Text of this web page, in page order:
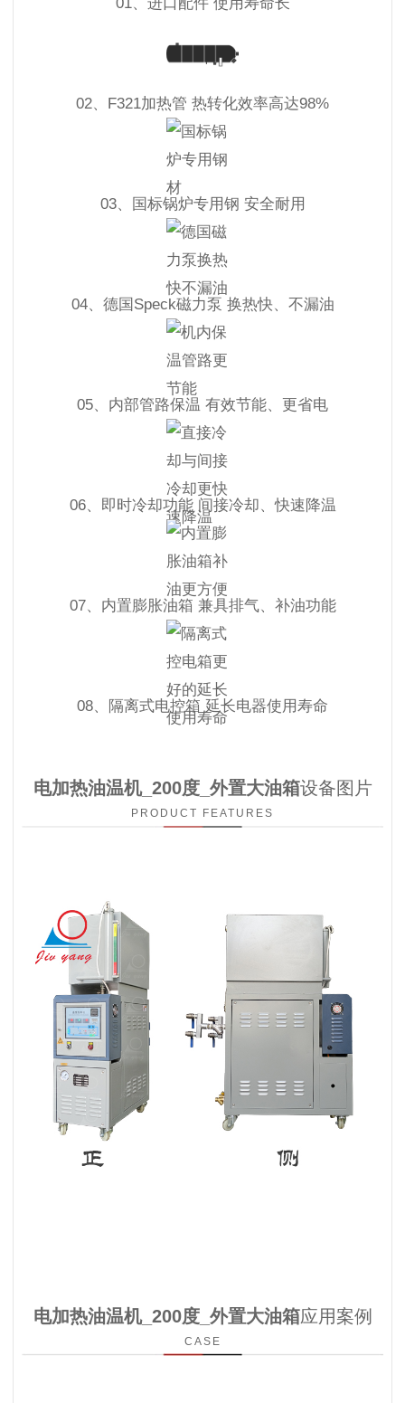
01、进口配件 使用寿命长
02、F321加热管 热转化效率高达98%
03、国标锅炉专用钢 安全耐用
04、德国Speck磁力泵 换热快、不漏油
05、内部管路保温 有效节能、更省电
06、即时冷却功能 间接冷却、快速降温
07、内置膨胀油箱 兼具排气、补油功能
08、隔离式电控箱 延长电器使用寿命
电加热油温机_200度_外置大油箱设备图片
PRODUCT FEATURES
电加热油温机_200度_外置大油箱应用案例
CASE